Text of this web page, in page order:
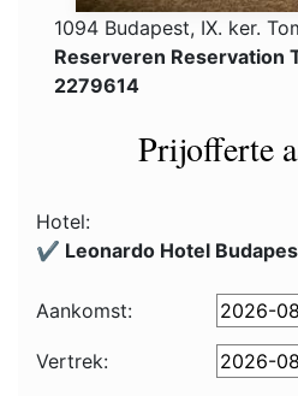
1094 Budapest, IX. ker.
Reserveren Reservation
2279614
Prijofferte
Hotel:
✔️ Leonardo Hotel
Aankomst:
Vertrek: